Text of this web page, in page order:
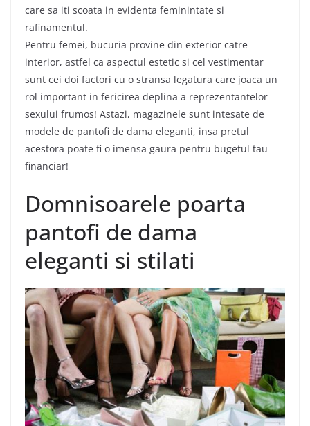
care sa iti scoata in evidenta feminintate si
rafinamentul.
Pentru femei, bucuria provine din exterior catre
interior, astfel ca aspectul estetic si cel vestimentar
sunt cei doi factori cu o stransa legatura care joaca un
rol important in fericirea deplina a reprezentantelor
sexului frumos! Astazi, magazinele sunt intesate de
modele de pantofi de dama eleganti, insa pretul
acestora poate fi o imensa gaura pentru bugetul tau
financiar!
Domnisoarele poarta
pantofi de dama
eleganti si stilati